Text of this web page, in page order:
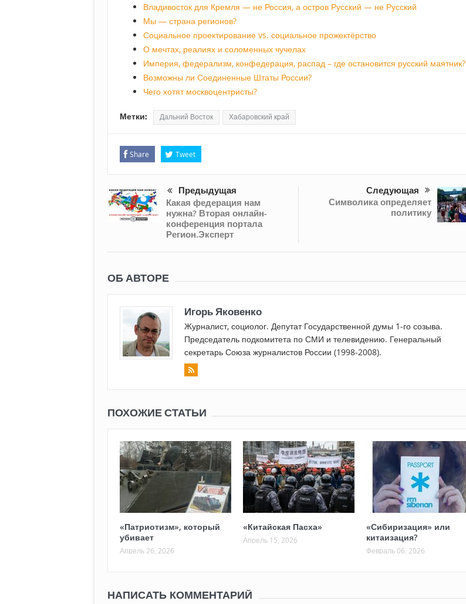
Владивосток для Кремля — не Россия, а остров Русский — не Русский
Мы — страна регионов?
Социальное проектирование vs. социальное прожектёрство
О мечтах, реалиях и соломенных чучелах
Империя, федерализм, конфедерация, распад – где остановится русский маятник?
Возможны ли Соединенные Штаты России?
Чего хотят москвоцентристы?
Метки: Дальний Восток Хабаровский край
Share Tweet
Предыдущая
Какая федерация нам
нужна? Вторая онлайн-
конференция портала
Регион.Эксперт
Следующая
Символика определяет
политику
ОБ АВТОРЕ
Игорь Яковенко
Журналист, социолог. Депутат Государственной думы 1-го созыва.
Председатель подкомитета по СМИ и телевидению. Генеральный
секретарь Союза журналистов России (1998-2008).
ПОХОЖИЕ СТАТЬИ
«Патриотизм», который
убивает
Апрель 26, 2026
«Китайская Пасха»
Апрель 15, 2026
«Сибиризация» или
китаизация?
Февраль 06, 2026
НАПИСАТЬ КОММЕНТАРИЙ